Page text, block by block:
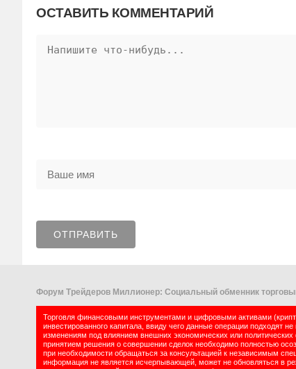
ОСТАВИТЬ КОММЕНТАРИЙ
Форум Трейдеров Миллионер: Социальный обменник
Торговля финансовыми инструментами и цифровыми активами
инвестированного капитала, ввиду чего данные операции подходят
изменениям под влиянием внешних экономических или
принятием решения о совершении сделок необходимо полностью
при необходимости обращаться за консультацией к независимым
информация не является исчерпывающей, может не обновляться в